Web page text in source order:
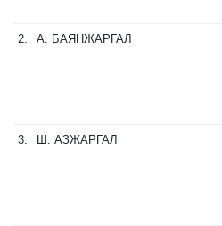
2. А. БАЯНЖАРГАЛ
3. Ш. АЗЖАРГАЛ